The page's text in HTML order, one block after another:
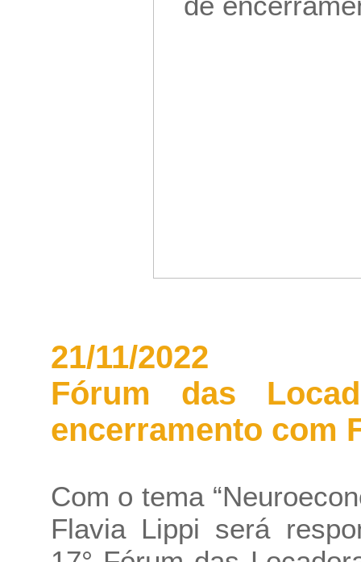
21/11/2022
Fórum das
encerramento com
Com o tema
Flavia Lippi será